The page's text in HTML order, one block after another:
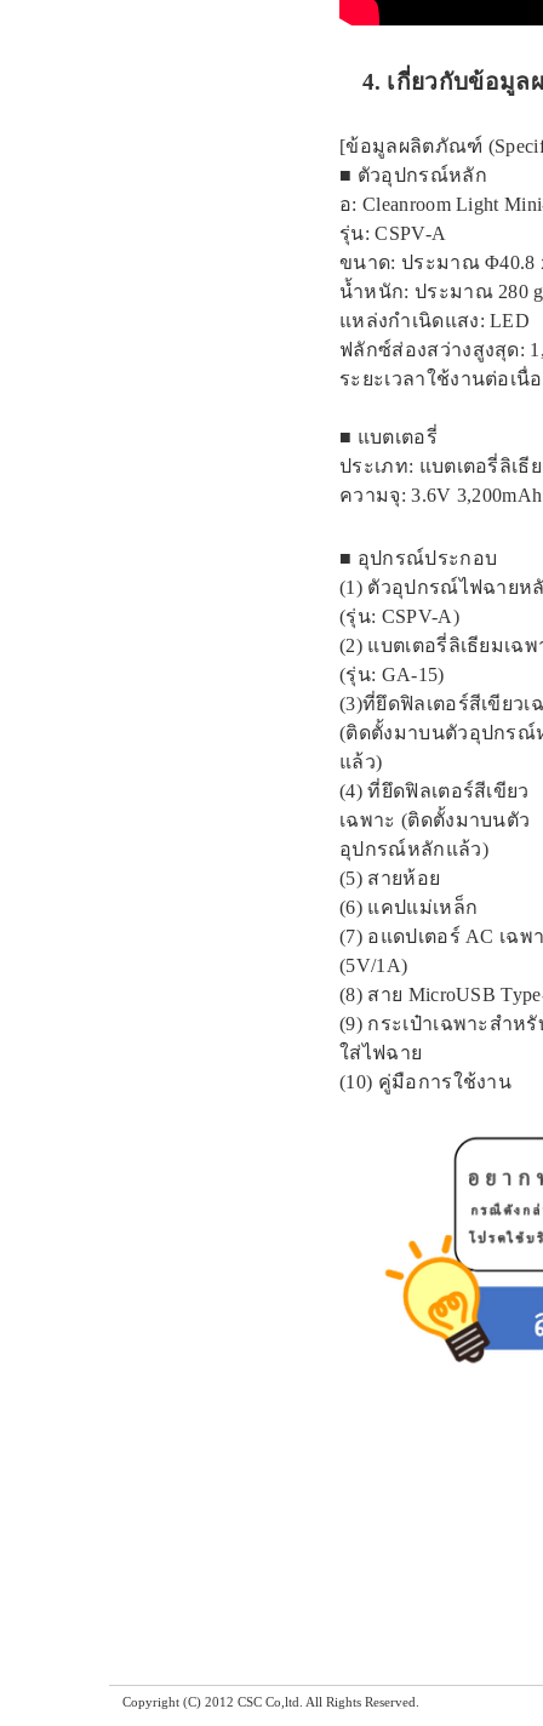
4. เกี่ยวกับข้อมูล
[ข้อมูลผลิตภัณฑ์
■ ตัวอุปกรณ์หลัก
อ: Cleanroom Light
รุ่น: CSPV-A
ขนาด: ประมาณ Φ40.8
น้ำหนัก: ประมาณ 280
แหล่งกำเนิดแสง: LED
ฟลักซ์ส่องสว่างสูงสุด:
ระยะเวลาใช้งานต่อเนื่
■ แบตเตอรี่
ประเภท: แบตเตอรี่ลิเธี
ความจุ: 3.6V 3,200mAh
■ อุปกรณ์ประกอบ
(1) ตัวอุปกรณ์ไฟฉายห
(รุ่น: CSPV-A)
(2) แบตเตอรี่ลิเธียมเฉพ
(รุ่น: GA-15)
(3)ที่ยึดฟิลเตอร์สีเขียวเ
(ติดตั้งมาบนตัวอุปกรณ์
แล้ว)
(4) ที่ยึดฟิลเตอร์สีเขียว
เฉพาะ (ติดตั้งมาบนตัว
อุปกรณ์หลักแล้ว)
(5) สายห้อย
(6) แคปแม่เหล็ก
(7) อแดปเตอร์ AC เฉพ
(5V/1A)
(8) สาย MicroUSB
(9) กระเป๋าเฉพาะสำหรั
ใส่ไฟฉาย
(10) คู่มือการใช้งาน
Copyright (C) 2012 CSC Co,ltd. All Rights Reserved.